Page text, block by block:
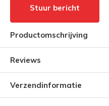
Stuur bericht
Productomschrijving
Reviews
Verzendinformatie